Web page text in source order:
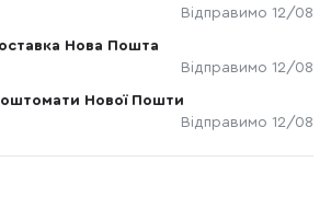
Відправимо 12/08
Нова Пошта
Відправимо 12/08
Нової Пошти
Відправимо 12/08